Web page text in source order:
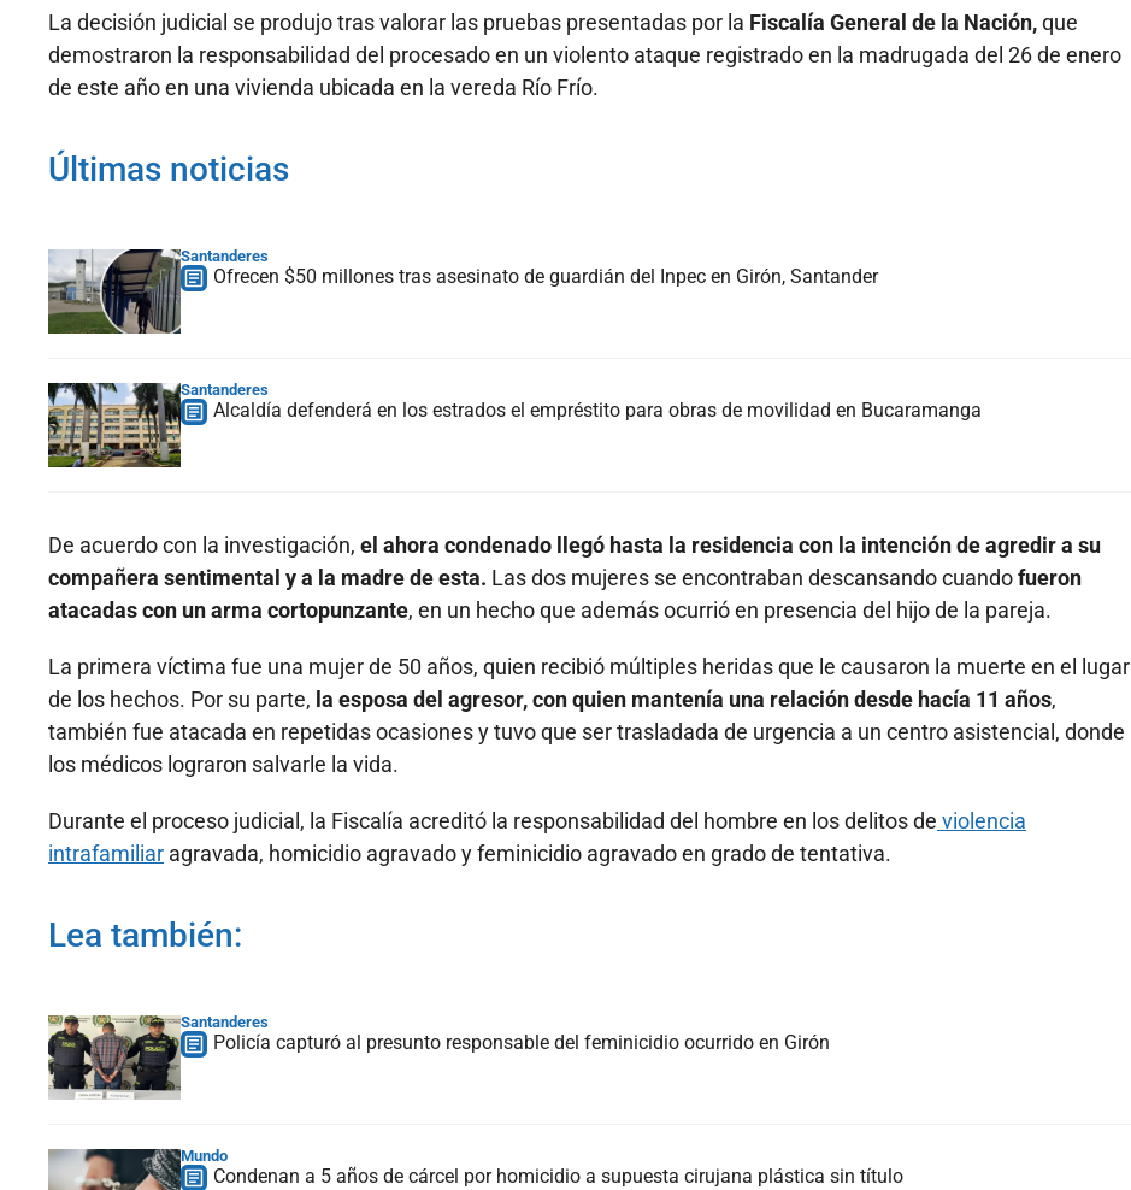
La decisión judicial se produjo tras valorar las pruebas presentadas por la Fiscalía General de la Nación,que
demostraron la responsabilidad del procesado en un violento ataque registrado en la madrugada del 26 de enero
de este año en una vivienda ubicada en la vereda Río Frío.
Últimas noticias
Santanderes
Ofrecen $50 millones tras asesinato de guardián del Inpec en Girón, Santander
Santanderes
Alcaldía defenderá en los estrados el empréstito para obras de movilidad en Bucaramanga
De acuerdo con la investigación, el ahora condenado llegó hasta la residencia con la intención de agredir a su
compañera sentimental y a la madre de esta. Las dos mujeres se encontraban descansando cuandofueron
atacadas con un arma cortopunzante, en un hecho que además ocurrió en presencia del hijo de la pareja.
La primera víctima fue una mujer de 50 años, quien recibió múltiples heridas que le causaron la muerte en el lugar
de los hechos. Por su parte, la esposa del agresor, con quien mantenía una relación desde hacía 11 años,
también fue atacada en repetidas ocasiones y tuvo que ser trasladada de urgencia a un centro asistencial, donde
los médicos lograron salvarle la vida.
Durante el proceso judicial, la Fiscalía acreditó la responsabilidad del hombre en los delitos de violencia
intrafamiliar agravada, homicidio agravado y feminicidio agravado en grado de tentativa.
Lea también:
Santanderes
Policía capturó al presunto responsable del feminicidio ocurrido en Girón
Mundo
Condenan a 5 años de cárcel por homicidio a supuesta cirujana plástica sin título